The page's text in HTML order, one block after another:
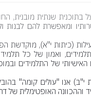
בתוכנית שנתית מובנית,
ומאפשרת להם לבנות
(כיתות י"א), מוקדשת
ואמון של כל תלמיד
האישיותי של התלמידים
י"ב) אנו "עולים קומה"
וההכוונה האופטימלית של